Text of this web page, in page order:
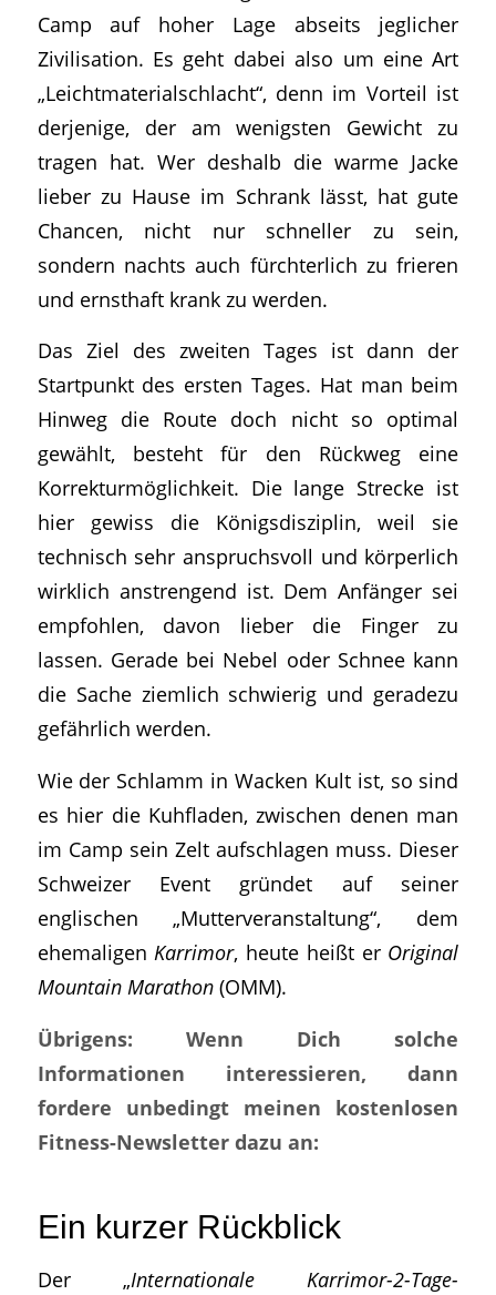
Camp auf hoher Lage abseits jeglicher
Zivilisation. Es geht dabei also um eine Art
„Leichtmaterialschlacht“, denn im Vorteil ist
derjenige, der am wenigsten Gewicht zu
tragen hat. Wer deshalb die warme Jacke
lieber zu Hause im Schrank lässt, hat gute
Chancen, nicht nur schneller zu sein,
sondern nachts auch fürchterlich zu frieren
und ernsthaft krank zu werden.
Das Ziel des zweiten Tages ist dann der
Startpunkt des ersten Tages. Hat man beim
Hinweg die Route doch nicht so optimal
gewählt, besteht für den Rückweg eine
Korrekturmöglichkeit. Die lange Strecke ist
hier gewiss die Königsdisziplin, weil sie
technisch sehr anspruchsvoll und körperlich
wirklich anstrengend ist. Dem Anfänger sei
empfohlen, davon lieber die Finger zu
lassen. Gerade bei Nebel oder Schnee kann
die Sache ziemlich schwierig und geradezu
gefährlich werden.
Wie der Schlamm in Wacken Kult ist, so sind
es hier die Kuhfladen, zwischen denen man
im Camp sein Zelt aufschlagen muss. Dieser
Schweizer Event gründet auf seiner
englischen „Mutterveranstaltung“, dem
ehemaligenKarrimor, heute heißt er Original
Mountain Marathon (OMM).
Übrigens: Wenn Dich solche
Informationen interessieren, dann
fordere unbedingt meinen kostenlosen
Fitness-Newsletter dazu an:
Ein kurzer Rückblick
Der „Internationale Karrimor-2-Tage-